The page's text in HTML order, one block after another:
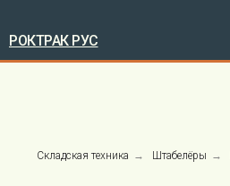
РОКТРАК РУС
Складская техника → Штабелёры →